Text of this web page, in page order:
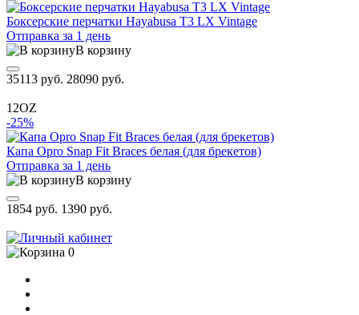
Боксерские перчатки Hayabusa T3 LX Vintage
Отправка за 1 день
В корзину
35113 руб. 28090 руб.
12OZ
-25%
Капа Opro Snap Fit Braces белая (для брекетов)
Отправка за 1 день
В корзину
1854 руб. 1390 руб.
0